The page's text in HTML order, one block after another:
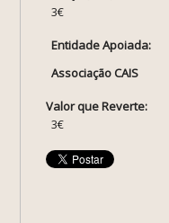
3€
Entidade Apoiada:
Associação CAIS
Valor que Reverte:
3€